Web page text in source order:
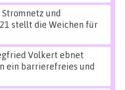
Stromnetz und
stellt die Weichen für
Volkert ebnet
ein barrierefreies und